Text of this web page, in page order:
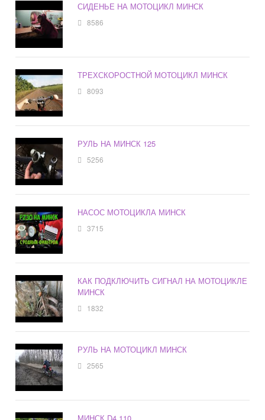
СИДЕНЬЕ НА МОТОЦИКЛ МИНСК
8586
ТРЕХСКОРОСТНОЙ МОТОЦИКЛ МИНСК
8093
РУЛЬ НА МИНСК 125
5256
НАСОС МОТОЦИКЛА МИНСК
3715
КАК ПОДКЛЮЧИТЬ СИГНАЛ НА МОТОЦИКЛЕ
МИНСК
1832
РУЛЬ НА МОТОЦИКЛ МИНСК
2565